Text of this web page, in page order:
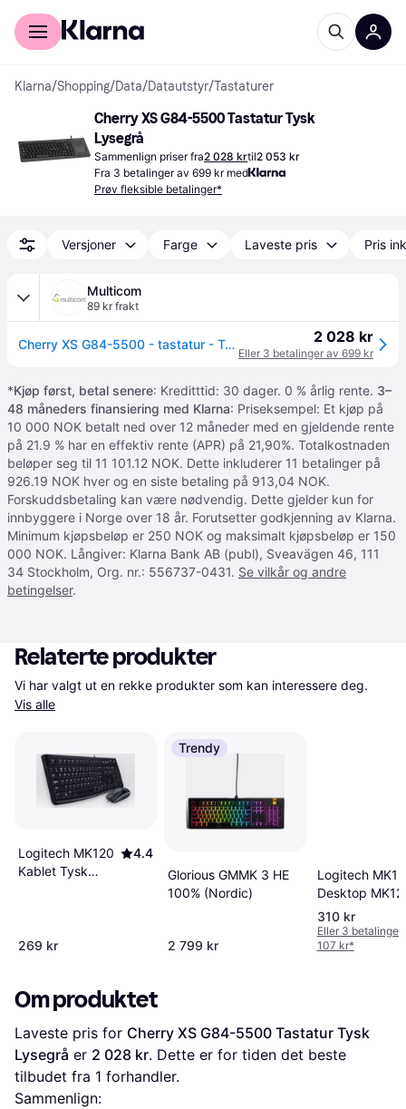
For kunder
Klarna/Shopping/Data/Datautstyr/Tastaturer
Cherry XS G84-5500 Tastatur Tysk
Lysegrå
Sammenlign priser fra2 028 krtil2 053 kr
Fra 3 betalinger av 699 kr med
Prøv fleksible betalinger*
Versjoner Farge Laveste pris Pris
Multicom
89 kr frakt
Cherry XS G84-5500 - tastatur - Tysk - lysegrå Inn-enhet (G84-5500LUMDE-0) 2 028 kr
Eller 3 betalinger av 699 kr
*Kjøp først, betal senere: Kreditttid: 30 dager. 0 % årlig rente. 3–
48 måneders finansiering med Klarna: Priseksempel: Et kjøp på
10 000 NOK betalt ned over 12 måneder med en gjeldende rente
på 21.9 % har en effektiv rente (APR) på 21,90%. Totalkostnaden
beløper seg til 11 101.12 NOK. Dette inkluderer 11 betalinger på
926.19 NOK hver og en siste betaling på 913,04 NOK.
Forskuddsbetaling kan være nødvendig. Dette gjelder kun for
innbyggere i Norge over 18 år. Forutsetter godkjenning av Klarna.
Minimum kjøpsbeløp er 250 NOK og maksimalt kjøpsbeløp er 150
000 NOK. Långiver: Klarna Bank AB (publ), Sveavägen 46, 111
34 Stockholm, Org. nr.: 556737-0431. Se vilkår og andre
betingelser.
Relaterte produkter
Vis alle
Logitech MK120
Kablet Tysk
4.4
269 kr
Trendy
Glorious GMMK 3 HE
100% (Nordic)
2 799 kr
Logitech
Desktop
French
310 kr
Eller 3 betalinger
107 kr*
Om produktet
Laveste pris for Cherry XS G84-5500 Tastatur Tysk
Lysegrå er 2 028 kr. Dette er for tiden det beste
tilbudet fra 1 forhandler.
Sammenlign: